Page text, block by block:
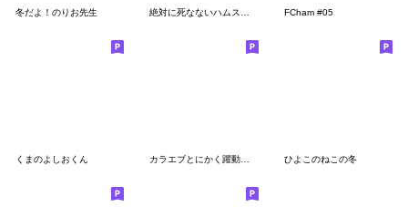
冬だよ！のりお先生 FCham #05
くまのよしおくん カラエブとにかく躍動感スタンプ ひよこのねこの冬